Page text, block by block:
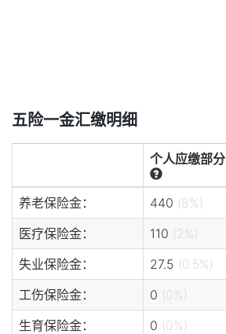
五险一金汇缴明细
个人应缴部分
养老保险金： 440 (8%)
医疗保险金：
110 (2%)
失业保险金：
27.5 (0.5%)
工伤保险金：
0 (0%)
生育保险金：
0 (0%)